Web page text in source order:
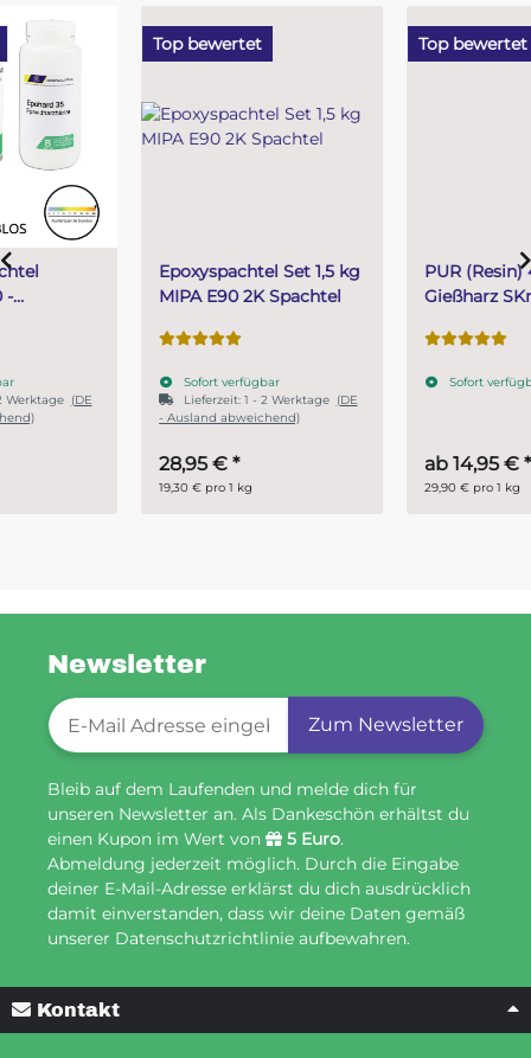
Top bewertet
Epoxyspachtel Set 1,5 kg
MIPA E90 2K Spachtel
Lieferzeit:
1 - 2 Werktage(DE
- Ausland abweichend)
PUR (Resin) 4 Minuten
Gießharz SKresin 6804
Newsletter
Newsletter-Registrierung
Zum Newsletter
Bleib auf dem Laufenden und melde dich für
unseren Newsletter an. Als Dankeschön erhältst du
einen Kupon im Wert von
5 Euro.
Abmeldung jederzeit möglich. Durch die Eingabe
deiner E-Mail-Adresse erklärst du dich ausdrücklich
damit einverstanden, dass wir deine Daten gemäß
unserer Datenschutzrichtlinie aufbewahren.
Kontakt